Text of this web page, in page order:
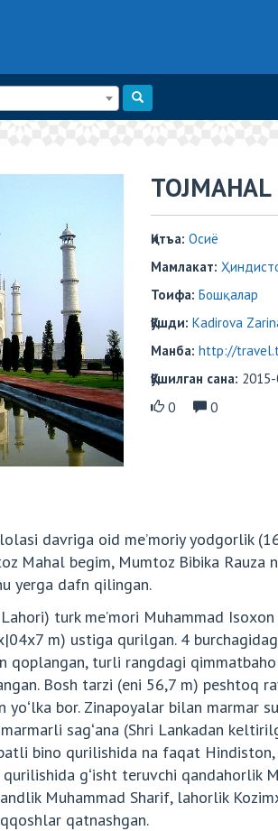
TOJMAHAL
Қитъа: Осиё
Мамлакат:
Тоифа: Бошқалар
Қўшди: Kadirova
Манба: http://
Қўшилган сана:
0
0
davriga oid meʼmoriy yodgorlik
Mahal begim, Mumtoz Bibika
yerga dafn qilingan.
turk meʼmori Muhammad
m) ustiga qurilgan. 4
qoplangan, turli rangdagi
Bosh tarzi (eni 56,7 m)
bor. Zinapoyalar bilan marmar
sagʻana (Shri Lankadan
bino qurilishida na faqat Hindiston,
gʻisht teruvchi qandahorlik
Muhammad Sharif, lahorlik
qatnashgan.